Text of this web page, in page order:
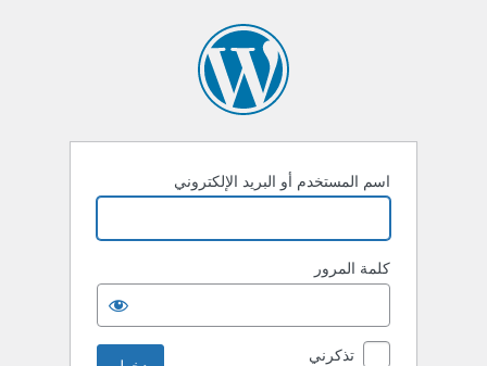
اسم المستخدم أو البريد الإلكتروني
كلمة المرور
تذكرني